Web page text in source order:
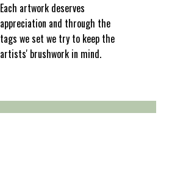
Each artwork deserves
appreciation and through the
tags we set we try to keep the
artists' brushwork in mind.